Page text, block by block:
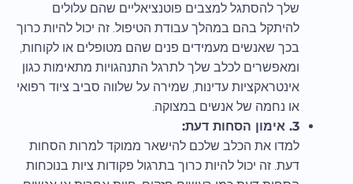
שלך להסתגל למצבים פוטנציאליים שהם עלולים
להיתקל בהם במהלך עבודת הטיפול. זה יכול להיות כרוך
בכך שאנשים מעמידים פנים שהם מטופלים או לקוחות,
ומאפשרים לכלב שלך לתרגל התנהגויות מתאימות כגון
אינטראקציות עדינות, שמירה על שלווה סביב ציוד רפואי
או נחמה של אנשים במצוקה.
3. אימון הסחות דעת:
למדו את הכלב שלכם להישאר ממוקד למרות הסחות
דעת. זה יכול להיות כרוך בתרגול פקודות ציות בנוכחות